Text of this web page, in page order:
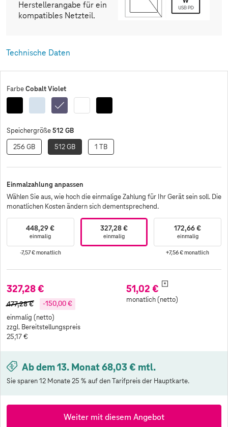
Herstellerangabe für ein
kompatibles Netzteil.
Technische Daten
Farbe Cobalt Violet
Black
Enterprise
Sky
Blue
Cobalt
Violet
White Black
Speichergröße 512 GB
256 GB 512 GB 1 TB
Einmalzahlung anpassen
Wählen Sie aus, wie hoch die einmalige Zahlung für Ihr Gerät sein soll. Die
monatlichen Kosten ändern sich dementsprechend.
448,29 €
einmalig
-7,57 €monatlich
327,28 €
einmalig
172,66 €
einmalig
+7,56 €monatlich
327,28 €
477,28 €
-150,00 €
einmalig (netto)
zzgl. Bereitstellungspreis
25,17 €
51,02 € *
monatlich (netto)
Ab dem 13. Monat 68,03 € mtl.
Sie sparen 12 Monate 25 % auf den Tarifpreis der Hauptkarte.
Weiter mit diesem Angebot